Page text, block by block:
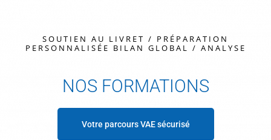
SOUTIEN AU LIVRET / PRÉPARATION
PERSONNALISÉE BILAN GLOBAL / ANALYSE
NOS FORMATIONS
Votre parcours VAE sécurisé